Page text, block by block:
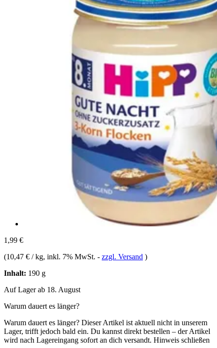
1,99 €
(10,47 € / kg, inkl. 7% MwSt. - zzgl. Versand )
Inhalt: 190 g
Auf Lager ab 18. August
Warum dauert es länger?
Warum dauert es länger? Dieser Artikel ist aktuell nicht in unserem
Lager, trifft jedoch bald ein. Du kannst direkt bestellen – der Artikel
wird nach Lagereingang sofort an dich versandt. Hinweis schließen